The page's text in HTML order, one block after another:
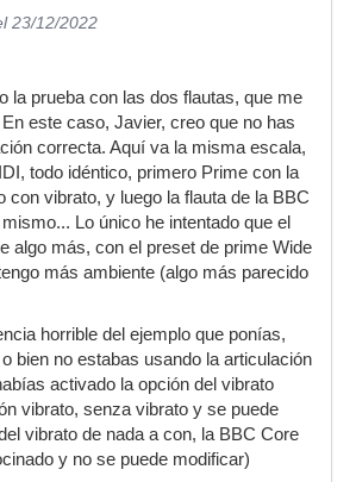
23/12/2022
la prueba con las dos flautas, que me
En este caso, Javier, creo que no has
correcta. Aquí va la misma escala,
todo idéntico, primero Prime con la
con vibrato, y luego la flauta de la BBC
Lo único he intentado que el
algo más, con el preset de prime Wide
más ambiente (algo más parecido
horrible del ejemplo que ponías,
bien no estabas usando la articulación
activado la opción del vibrato
vibrato, senza vibrato y se puede
vibrato de nada a con, la BBC Core
y no se puede modificar)